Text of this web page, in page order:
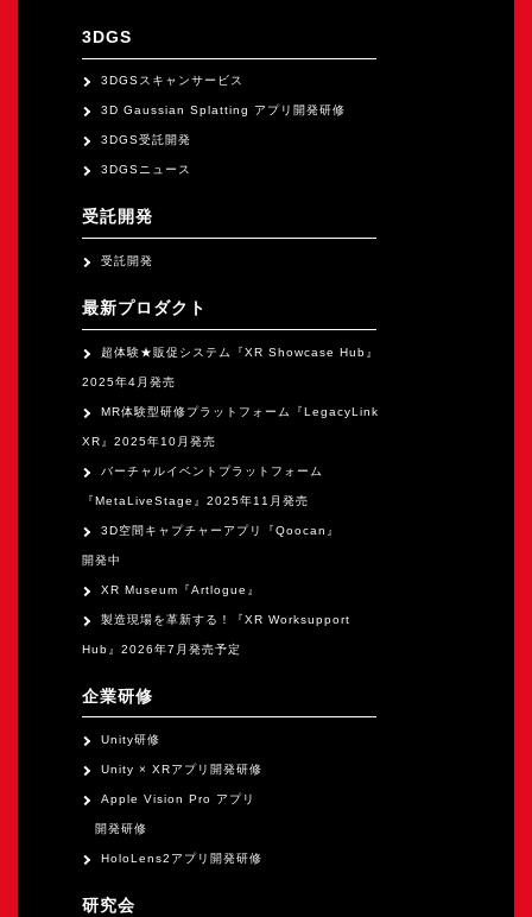
3DGS
3DGSスキャンサービス
3D Gaussian Splatting アプリ開発研修
3DGS受託開発
3DGSニュース
受託開発
受託開発
最新プロダクト
超体験★販促システム『XR Showcase Hub』
2025年4月発売
MR体験型研修プラットフォーム『LegacyLink
XR』2025年10月発売
バーチャルイベントプラットフォーム
『MetaLiveStage』2025年11月発売
3D空間キャプチャーアプリ『Qoocan』
開発中
XR Museum『Artlogue』
製造現場を革新する！『XR Worksupport
Hub』2026年7月発売予定
企業研修
Unity研修
Unity × XRアプリ開発研修
Apple Vision Pro アプリ
開発研修
HoloLens2アプリ開発研修
研究会